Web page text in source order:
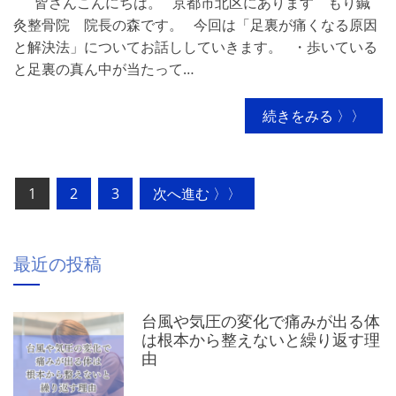
灸整骨院 院長の森です。 今回は「足裏が痛くなる原因
と解決法」についてお話ししていきます。 ・歩いている
と足裏の真ん中が当たって…
続きをみる 〉〉
投
稿
ペ
ジ
送
り
1 2 3 次へ進む 〉〉
最近の投稿
台風や気圧の変化で痛みが出る体
は根本から整えないと繰り返す理
由